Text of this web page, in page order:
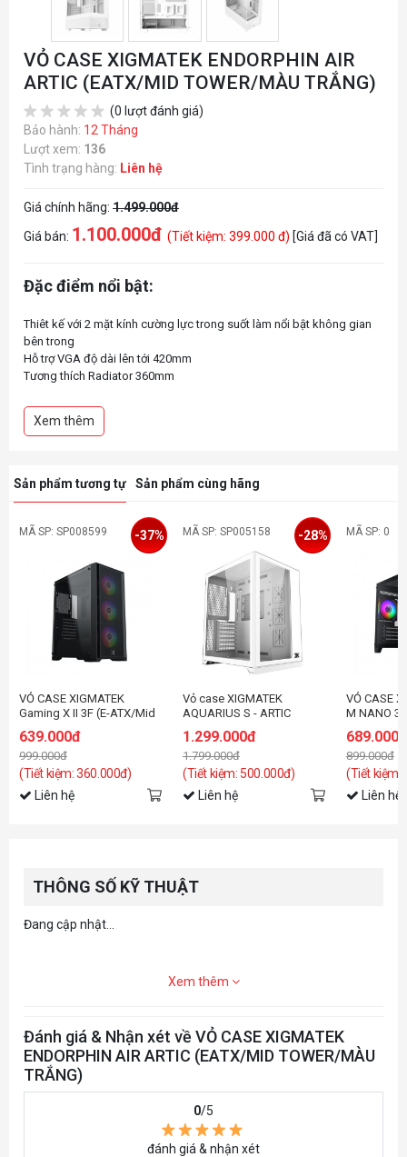
VỎ CASE XIGMATEK ENDORPHIN AIR
ARTIC (EATX/MID TOWER/MÀU TRẮNG)
(0 lượt đánh giá)
Bảo hành: 12 Tháng
Lượt xem: 136
Tình trạng hàng: Liên hệ
Giá chính hãng: 1.499.000đ
Giá bán: 1.100.000đ (Tiết kiệm: 399.000 đ) [Giá đã có VAT]
Đặc điểm nổi bật:
Thiêt kế với 2 mặt kính cường lực trong suốt làm nổi bật không gian
bên trong
Hỗ trợ VGA độ dài lên tới 420mm
Tương thích Radiator 360mm
Phù hợp tản nhiệt khí chiều cao 170mm
Phiên bản mặt lưới giúp thông thoáng không gian bên dưới của vỏ
Xem thêm
Sản phẩm tương tự Sản phẩm cùng hãng
MÃ SP: SP008599
VỎ CASE XIGMATEK
Gaming X II 3F (E-ATX/Mid
639.000đ
999.000đ
(Tiết kiệm: 360.000đ)
-37%
Liên hệ
MÃ SP: SP005158
Vỏ case XIGMATEK
AQUARIUS S - ARTIC
1.299.000đ
1.799.000đ
(Tiết kiệm: 500.000đ)
-28%
Liên hệ
MÃ SP: 0
VỎ CASE
M NANO
689.000đ
899.000đ
(Tiết kiệm:
Liên hệ
THÔNG SỐ KỸ THUẬT
Đang cập nhật...
Xem thêm
Đánh giá & Nhận xét về VỎ CASE XIGMATEK
ENDORPHIN AIR ARTIC (EATX/MID TOWER/MÀU
TRẮNG)
0/5
đánh giá & nhận xét